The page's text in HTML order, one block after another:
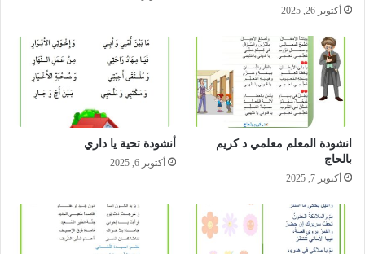
أكتوبر 26, 2025
انشودة المعلم معلمي د كريم
بالحاج
أكتوبر 7, 2025
أنشودة تحية يا داري
أكتوبر 6, 2025